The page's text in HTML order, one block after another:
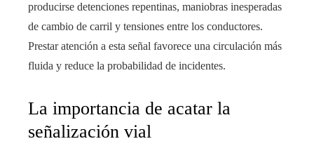
producirse detenciones repentinas, maniobras inesperadas
de cambio de carril y tensiones entre los conductores.
Prestar atención a esta señal favorece una circulación más
fluida y reduce la probabilidad de incidentes.
La importancia de acatar la
señalización vial